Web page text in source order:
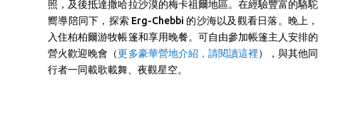
照，及後抵達撒哈拉沙漠的梅卡祖爾地區。在經驗豐富的駱駝
嚮導陪同下，探索 Erg-Chebbi 的沙海以及觀看日落。晚上，
入住柏柏爾游牧帳篷和享用晚餐。可自由參加帳篷主人安排的
營火歡迎晚會（更多豪華營地介紹，請閱讀這裡），與其他同
行者一同載歌載舞、夜觀星空。